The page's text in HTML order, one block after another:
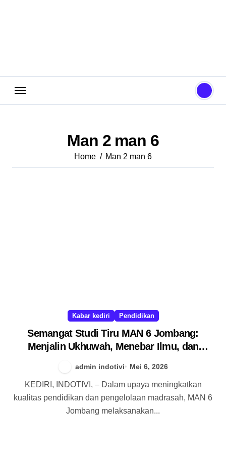
Man 2 man 6
Home Man 2 man 6
Kabar kediri Pendidikan
Semangat Studi Tiru MAN 6 Jombang:
Menjalin Ukhuwah, Menebar Ilmu, dan
admin indotivi Mei 6, 2026
KEDIRI, INDOTIVI, – Dalam upaya meningkatkan
kualitas pendidikan dan pengelolaan madrasah, MAN 6
Jombang melaksanakan...